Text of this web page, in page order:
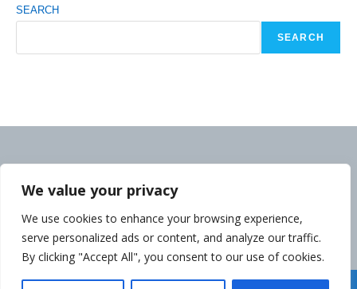
We value your privacy
We use cookies to enhance your browsing experience,
serve personalized ads or content, and analyze our traffic.
By clicking "Accept All", you consent to our use of cookies.
SEARCH
SEARCH